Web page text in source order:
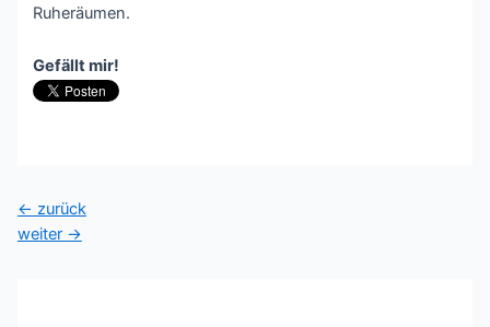
Ruheräumen.
Gefällt mir!
Beitragsnavigation
← zurück
weiter →